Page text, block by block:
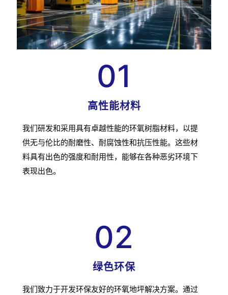
01
高性能材料
我们研发和采用具有卓越性能的环氧树脂材料，以提
供无与伦比的耐磨性、耐腐蚀性和抗压性能。这些材
料具有出色的强度和耐用性，能够在各种恶劣环境下
表现出色。
02
绿色环保
我们致力于开发环保友好的环氧地坪解决方案。通过